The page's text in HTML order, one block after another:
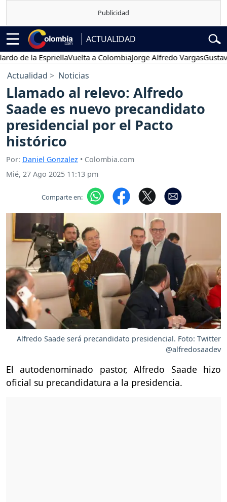
ACTUALIDAD
la EspriellaVuelta a ColombiaJorge Alfredo VargasGustavo
Actualidad Noticias
Llamado al relevo: Alfredo
Saade es nuevo precandidato
presidencial por el Pacto
histórico
Por: Daniel Gonzalez • Colombia.com
Mié, 27 Ago 2025 11:13 pm
Comparte en:
Alfredo Saade será precandidato presidencial. Foto: Twitter
@alfredosaadev
El autodenominado pastor, Alfredo Saade hizo
oficial su precandidatura a la presidencia.